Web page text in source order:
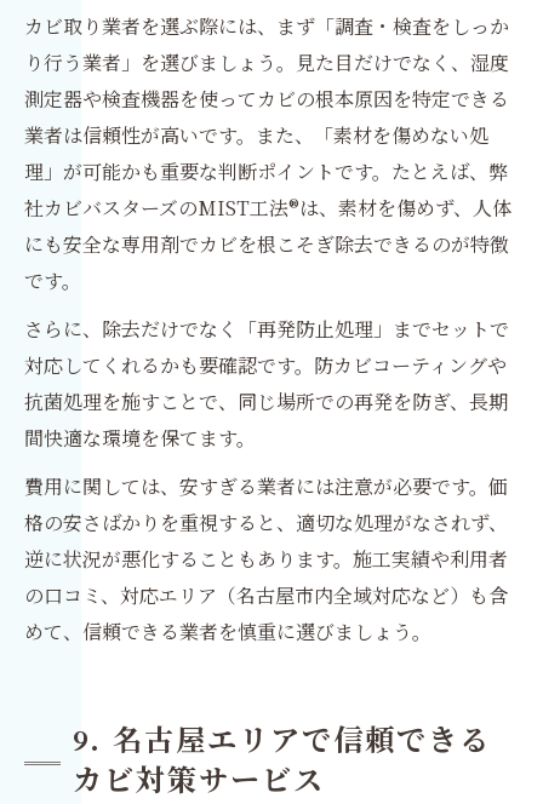
カビ取り業者を選ぶ際には、まず「調査・検査をしっか
り行う業者」を選びましょう。見た目だけでなく、湿度
測定器や検査機器を使ってカビの根本原因を特定できる
業者は信頼性が高いです。また、「素材を傷めない処
理」が可能かも重要な判断ポイントです。たとえば、弊
社カビバスターズのMIST工法®は、素材を傷めず、人体
にも安全な専用剤でカビを根こそぎ除去できるのが特徴
です。
さらに、除去だけでなく「再発防止処理」までセットで
対応してくれるかも要確認です。防カビコーティングや
抗菌処理を施すことで、同じ場所での再発を防ぎ、長期
間快適な環境を保てます。
費用に関しては、安すぎる業者には注意が必要です。価
格の安さばかりを重視すると、適切な処理がなされず、
逆に状況が悪化することもあります。施工実績や利用者
の口コミ、対応エリア（名古屋市内全域対応など）も含
めて、信頼できる業者を慎重に選びましょう。
9. 名古屋エリアで信頼できる
カビ対策サービス